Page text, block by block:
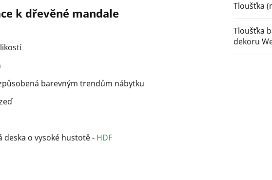
k dřevěné mandale
barevným trendům nábytku
o vysoké hustotě - HDF
Tloušťka
Tloušťka
dekoru